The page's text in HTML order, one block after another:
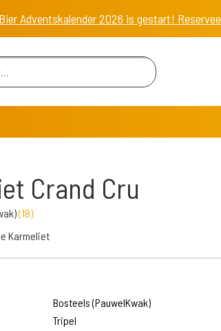
Adventskalender 2026 is gestart!
Crand Cru
(18)
Karmeliet
Bosteels (PauwelKwak)
Tripel